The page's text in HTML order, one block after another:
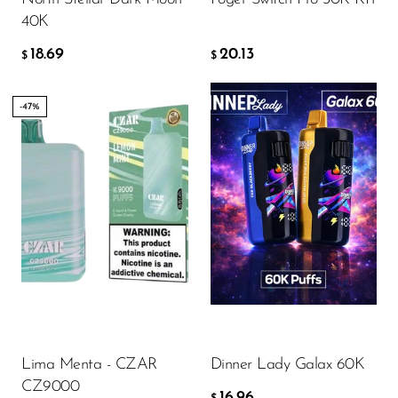
SMOK
Snoopy Smoke
Snowwolf
Space Mary
Spree Bar
Suonon
Suorin
UWELL
40K
$ 18.69 $ 20.13
-47%
Lima Menta - CZAR
CZ9000
Dinner Lady Galax 60K
Flavor
$16.96